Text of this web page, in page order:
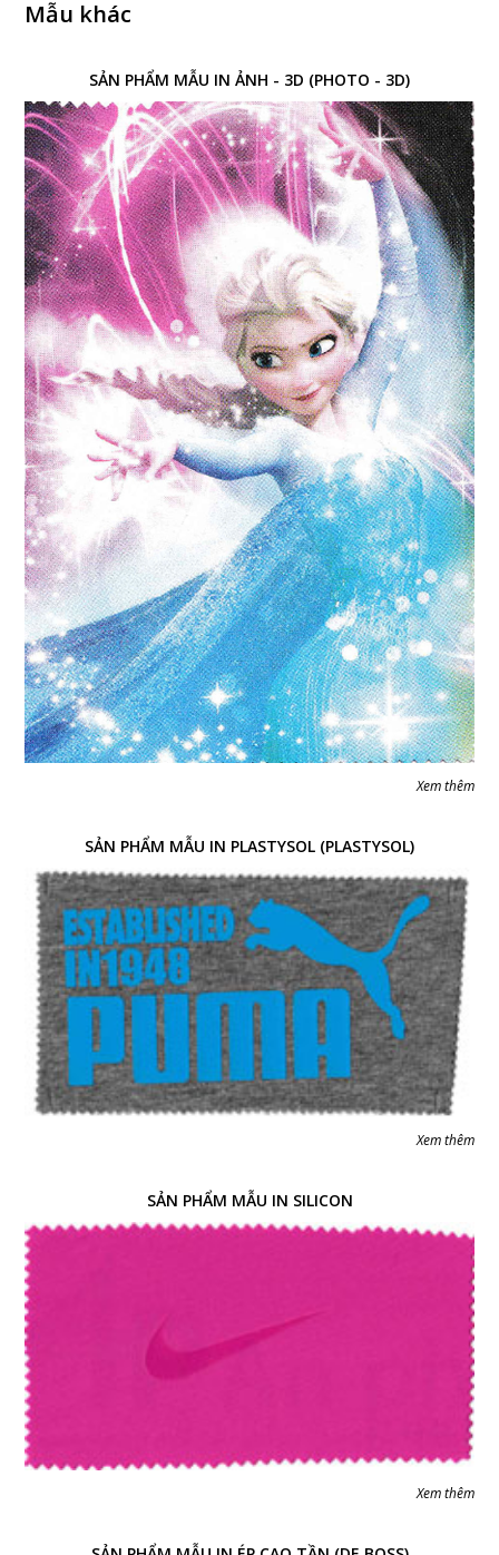
Mẫu khác
SẢN PHẨM MẪU IN ẢNH - 3D (PHOTO - 3D)
Xem thêm
SẢN PHẨM MẪU IN PLASTYSOL (PLASTYSOL)
Xem thêm
SẢN PHẨM MẪU IN SILICON
Xem thêm